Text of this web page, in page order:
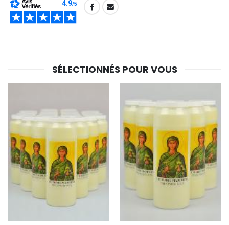
SHARE:
SÉLECTIONNÉS POUR VOUS